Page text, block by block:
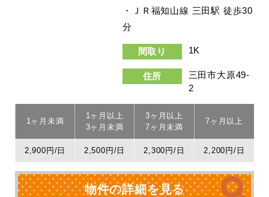
・ＪＲ福知山線 三田駅 徒歩30
分
間取り 1K
住所
三田市大原49-
2
1ヶ月未満
1ヶ月以上
3ヶ月未満
3ヶ月以上
7ヶ月未満
7ヶ月以上
2,900円/日 2,500円/日 2,300円/日 2,200円/日
物件の詳細を見る